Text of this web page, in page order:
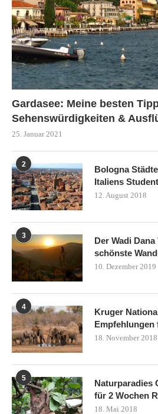
Gardasee: Meine besten
Sehenswürdigkeiten &
25. Januar 2021
2
Bologna
Italiens
12. August 2018
3
Der Wadi
schönste
10. Dezember 2019
4
Kruger
Empfehlungen
18. November 2018
5
Naturparadies
für 2 Wochen
18. Mai 2018